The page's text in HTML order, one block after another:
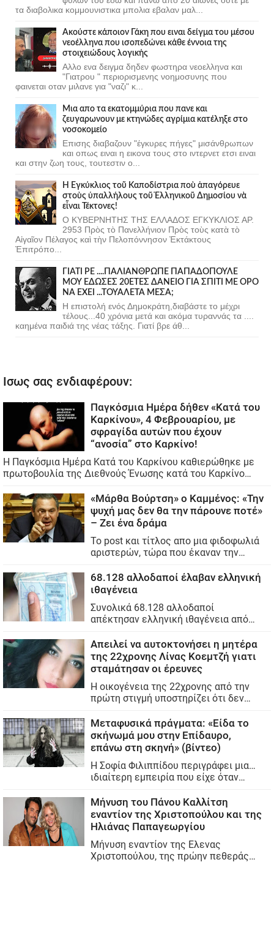
τα διαβολικα κομμουνιστικα μπολια εβαλαν μαλ...
Ακούστε κάποιον Γάκη που ειναι δείγμα του μέσου
νεοέλληνα που ισοπεδώνει κάθε έννοια της
στοιχειώδους λογικής
Αλλο ενα δειγμα δηδεν φωστηρα νεοελληνα και
"Γιατρου " περιορισμενης νοημοσυνης που
φαινεται οταν μιλανε για "ναζι" κ...
Μια απο τα εκατομμύρια που πανε και
ζευγαρωνουν με κτηνώδες αγρίμια κατέληξε στο
νοσοκομείο
Επισης διαβαζουν "έγκυρες πήγες" μισάνθρωπων
και οπως ειναι η εικονα τους στο ιντερνετ ετσι ειναι
και στην ζωη τους, τουτεστιν ο...
Ἡ Ἐγκύκλιος τοῦ Καποδίστρια ποὺ ἀπαγόρευε
στοὺς ὑπαλλήλους τοῦ Ἑλληνικοῦ Δημοσίου νὰ
εἶναι Τέκτονες!
Ο ΚΥΒΕΡΝΗΤΗΣ ΤΗΣ ΕΛΛΑΔΟΣ ΕΓΚΥΚΛΙΟΣ ΑΡ.
2953 Πρὸς τὸ Πανελλήνιον Πρὸς τοὺς κατὰ τὸ
Αἰγαῖον Πέλαγος καὶ τὴν Πελοπόννησον Ἐκτάκτους
Ἐπιτρόπο...
ΓΙΑΤΙ ΡΕ ....ΠΑΛΙΑΝΘΡΩΠΕ ΠΑΠΑΔΟΠΟΥΛΕ
ΜΟΥ ΕΔΩΣΕΣ 20ΕΤΕΣ ΔΑΝΕΙΟ ΓΙΑ ΣΠΙΤΙ ΜΕ ΟΡΟ
ΝΑ ΕΧΕΙ ...ΤΟΥΑΛΕΤΑ ΜΕΣΑ;
Η επιστολή ενός Δημοκράτη,διαβάστε το μέχρι
τέλους...40 χρόνια μετά και ακόμα τυραννάς τα ....
καημένα παιδιά της νέας τάξης. Γιατί βρε άθ...